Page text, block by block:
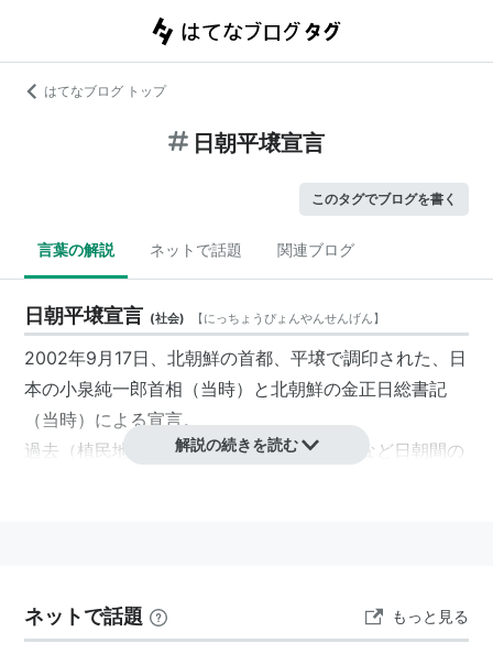
はてなブログ トップ
日朝平壌宣言
このタグでブログを書く
言葉の解説 ネットで話題 関連ブログ
日朝平壌宣言 (社会) 【にっちょうぴょんやんせんげん】
2002年9月17日、北朝鮮の首都、平壌で調印された、日
本の小泉純一郎首相（当時）と北朝鮮の金正日総書記
（当時）による宣言。
過去（植民地支配時代）の清算、拉致問題など日朝間の
両国は国交正常化を実現するために日朝間に存在す
る諸問題に対して誠意をもって取り組むこととし
解説の続きを読む
ネットで話題 もっと見る